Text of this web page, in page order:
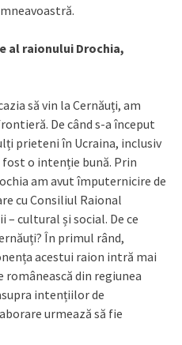
al raionului Drochia,
să vin la Cernăuți, am
De când s-a început
prieteni în Ucraina, inclusiv
fost o intenție bună. Prin
am avut împuternicire de
cu Consiliul Raional
cultural și social. De ce
În primul rând,
acestui raion intră mai
din regiunea
intențiilor de
urmează să fie